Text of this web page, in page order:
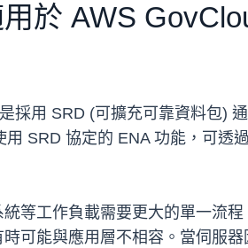
於 AWS
採用 SRD (可擴充可靠資料包)
SRD 協定的 ENA 功能，可
等工作負載需要更大的單一流
可能與應用層不相容。當伺服